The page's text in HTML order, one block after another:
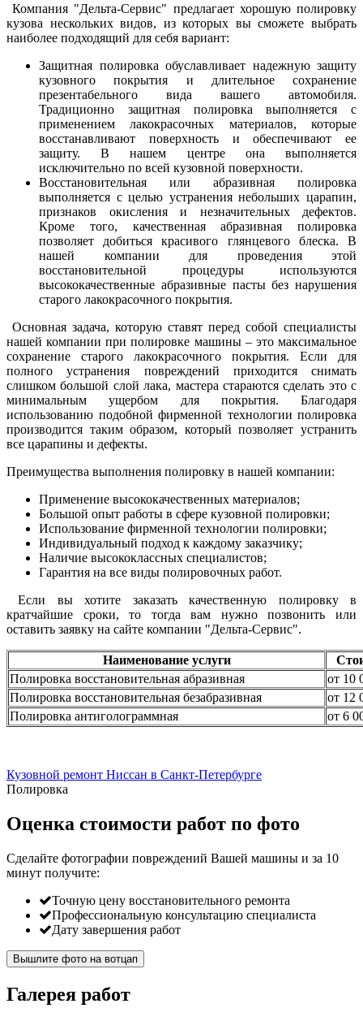
Компания "Дельта-Сервис" предлагает хорошую полировку
кузова нескольких видов, из которых вы сможете выбрать
наиболее подходящий для себя вариант:
Защитная полировка обуславливает надежную защиту
кузовного покрытия и длительное сохранение
презентабельного вида вашего автомобиля.
Традиционно защитная полировка выполняется с
применением лакокрасочных материалов, которые
восстанавливают поверхность и обеспечивают ее
защиту. В нашем центре она выполняется
исключительно по всей кузовной поверхности.
Восстановительная или абразивная полировка
выполняется с целью устранения небольших царапин,
признаков окисления и незначительных дефектов.
Кроме того, качественная абразивная полировка
позволяет добиться красивого глянцевого блеска. В
нашей компании для проведения этой
восстановительной процедуры используются
высококачественные абразивные пасты без нарушения
старого лакокрасочного покрытия.
Основная задача, которую ставят перед собой специалисты
нашей компании при полировке машины – это максимальное
сохранение старого лакокрасочного покрытия. Если для
полного устранения повреждений приходится снимать
слишком большой слой лака, мастера стараются сделать это с
минимальным ущербом для покрытия. Благодаря
использованию подобной фирменной технологии полировка
производится таким образом, который позволяет устранить
все царапины и дефекты.
Преимущества выполнения полировку в нашей компании:
Применение высококачественных материалов;
Большой опыт работы в сфере кузовной полировки;
Использование фирменной технологии полировки;
Индивидуальный подход к каждому заказчику;
Наличие высококлассных специалистов;
Гарантия на все виды полировочных работ.
Если вы хотите заказать качественную полировку в
кратчайшие сроки, то тогда вам нужно позвонить или
оставить заявку на сайте компании "Дельта-Сервис".
Наименование услуги
Полировка восстановительная абразивная
от 10
Полировка восстановительная безабразивная
от 12
Полировка антиголограммная
от 6
Кузовной ремонт Ниссан в Санкт-Петербурге
Полировка
Оценка стоимости работ по фото
Сделайте фотографии повреждений Вашей машины и за 10
минут получите:
Точную цену восстановительного ремонта
Профессиональную консультацию специалиста
Дату завершения работ
Вышлите фото на вотцап
Галерея работ